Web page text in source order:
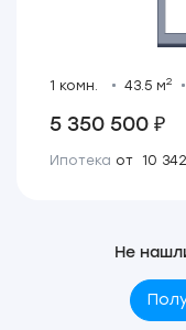
1 комн. 43.5 м2
5 350 500 ₽
Ипотека от 10
Не